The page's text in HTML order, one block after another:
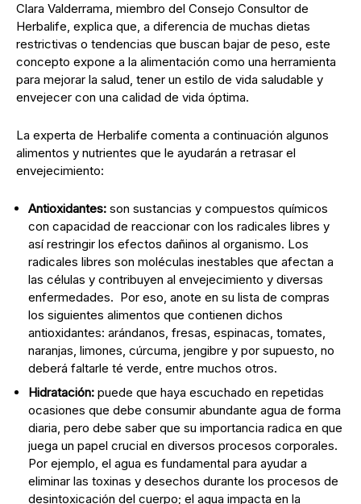
Clara Valderrama, miembro del Consejo Consultor de
Herbalife, explica que, a diferencia de muchas dietas
restrictivas o tendencias que buscan bajar de peso, este
concepto expone a la alimentación como una herramienta
para mejorar la salud, tener un estilo de vida saludable y
envejecer con una calidad de vida óptima.
La experta de Herbalife comenta a continuación algunos
alimentos y nutrientes que le ayudarán a retrasar el
envejecimiento:
Antioxidantes: son sustancias y compuestos químicos
con capacidad de reaccionar con los radicales libres y
así restringir los efectos dañinos al organismo. Los
radicales libres son moléculas inestables que afectan a
las células y contribuyen al envejecimiento y diversas
enfermedades. Por eso, anote en su lista de compras
los siguientes alimentos que contienen dichos
antioxidantes: arándanos, fresas, espinacas, tomates,
naranjas, limones, cúrcuma, jengibre y por supuesto, no
deberá faltarle té verde, entre muchos otros.
Hidratación: puede que haya escuchado en repetidas
ocasiones que debe consumir abundante agua de forma
diaria, pero debe saber que su importancia radica en que
juega un papel crucial en diversos procesos corporales.
Por ejemplo, el agua es fundamental para ayudar a
eliminar las toxinas y desechos durante los procesos de
desintoxicación del cuerpo; el agua impacta en la